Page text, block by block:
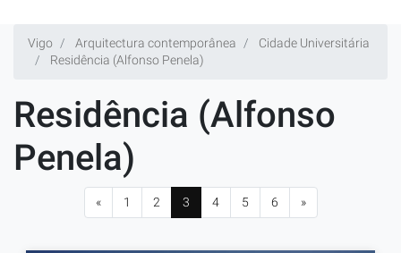
Vigo Arquitectura contemporânea
Cidade Universitária
Residência (Alfonso Penela)
Residência (Alfonso
Penela)
« 1 2 3 4 5 6 »